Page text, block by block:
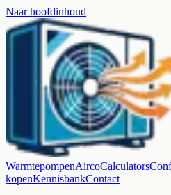
Naar hoofdinhoud
WarmtepompenAircoCalculators
kopenKennisbankContact